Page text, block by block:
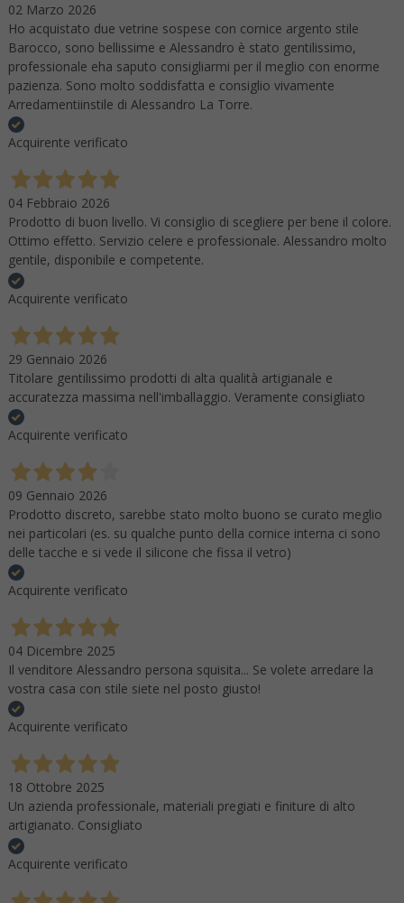
02 Marzo 2026
Ho acquistato due vetrine sospese con cornice argento stile
Barocco, sono bellissime e Alessandro è stato gentilissimo,
professionale eha saputo consigliarmi per il meglio con enorme
pazienza. Sono molto soddisfatta e consiglio vivamente
Arredamentiinstile di Alessandro La Torre.
Acquirente verificato
04 Febbraio 2026
Prodotto di buon livello. Vi consiglio di scegliere per bene il colore.
Ottimo effetto. Servizio celere e professionale. Alessandro molto
gentile, disponibile e competente.
Acquirente verificato
29 Gennaio 2026
Titolare gentilissimo prodotti di alta qualità artigianale e
accuratezza massima nell'imballaggio. Veramente consigliato
Acquirente verificato
09 Gennaio 2026
Prodotto discreto, sarebbe stato molto buono se curato meglio
nei particolari (es. su qualche punto della cornice interna ci sono
delle tacche e si vede il silicone che fissa il vetro)
Acquirente verificato
04 Dicembre 2025
Il venditore Alessandro persona squisita... Se volete arredare la
vostra casa con stile siete nel posto giusto!
Acquirente verificato
18 Ottobre 2025
Un azienda professionale, materiali pregiati e finiture di alto
artigianato. Consigliato
Acquirente verificato